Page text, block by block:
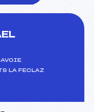
LA FECLAZ